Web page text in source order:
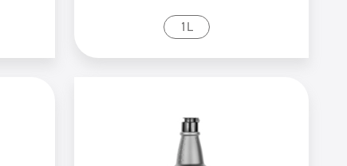
1L
Przejdź do produktu